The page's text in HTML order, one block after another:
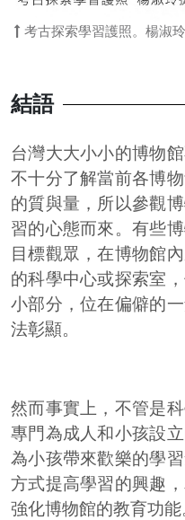
考古探索學習護照。楊淑
結語
台灣大大小小的博物
不十分了解當前各博
的質與量，所以參觀
習的心態而來。有些
目標觀眾，在博物館
的科學中心或探索室
小部分，位在偏僻的
法彰顯。
然而事實上，不管是
專門為成人和小孩設
為小孩帶來歡樂的學
方式提高學習的興趣
強化博物館的教育功能